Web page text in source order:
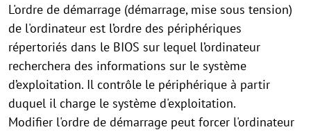
L'ordre de démarrage (démarrage, mise sous tension)
de l'ordinateur est l’ordre des périphériques
répertoriés dans le BIOS sur lequel l’ordinateur
recherchera des informations sur le système
d’exploitation. Il contrôle le périphérique à partir
duquel il charge le système d'exploitation.
Modifier l'ordre de démarrage peut forcer l'ordinateur